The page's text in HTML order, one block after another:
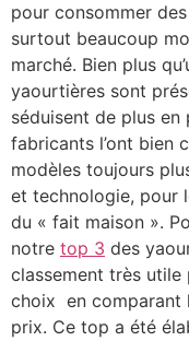
pour consommer
surtout beaucoup
marché. Bien plus
yaourtières sont
séduisent de plus en
fabricants l’ont bien
modèles toujours
et technologie, pour
du « fait maison ».
notre top 3 des
classement très
choix en comparant
prix. Ce top a été